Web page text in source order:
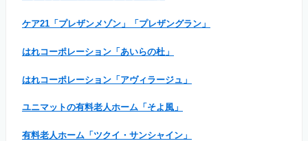
ケア21「プレザンメゾン」「プレザングラン」
はれコーポレーション「あいらの杜」
はれコーポレーション「アヴィラージュ」
ユニマットの有料老人ホーム「そよ風」
有料老人ホーム「ツクイ・サンシャイン」